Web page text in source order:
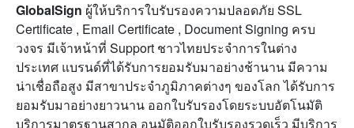
GlobalSign ผู้ให้บริการใบรับรองความปลอดภัย SSL
Certificate , Email Certificate , Document Signing ครบ
วงจร มีเจ้าหน้าที่ Support ชาวไทยประจำการในต่าง
ประเทศ แบรนด์ที่ได้รับการยอมรับมาอย่างช้านาน มีความ
น่าเชื่อถือสูง มีสาขาประจำภูมิภาคต่างๆ ของโลก ได้รับการ
ยอมรับมาอย่างยาวนาน ออกใบรับรองโดยระบบอัตโนมัติ
บริการมาตรฐานสากล อนุมัติออกใบรับรองรวดเร็ว มีบริการ